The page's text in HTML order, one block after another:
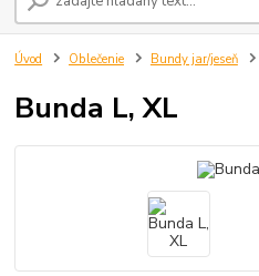
Úvod Oblečenie Bundy jar/jeseň
Bunda L, XL